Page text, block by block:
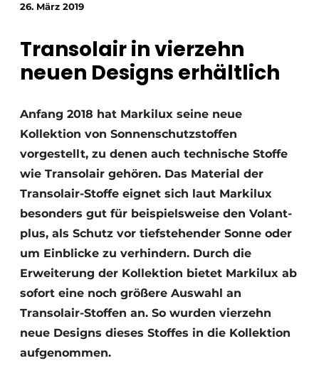
26. März 2019
Transolair in vierzehn
neuen Designs erhältlich
Anfang 2018 hat Markilux seine neue
Kollektion von Sonnenschutzstoffen
vorgestellt, zu denen auch technische Stoffe
wie Transolair gehören. Das Material der
Transolair-Stoffe eignet sich laut Markilux
besonders gut für beispielsweise den Volant-
plus, als Schutz vor tiefstehender Sonne oder
um Einblicke zu verhindern. Durch die
Erweiterung der Kollektion bietet Markilux ab
sofort eine noch größere Auswahl an
Transolair-Stoffen an. So wurden vierzehn
neue Designs dieses Stoffes in die Kollektion
aufgenommen.